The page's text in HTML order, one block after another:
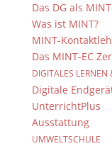
Das DG als
Was ist MINT?
MINT-
Das MINT-EC
DIGITALES LERNEN
Digitale
UnterrichtPlus
Ausstattung
UMWELTSCHULE